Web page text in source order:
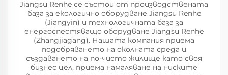
Jiangsu Renhe се състои от производствената
база за екологично оборудване Jiangsu Renhe
(Jiangyin) и технологичната база за
енергоспестяващо оборудване Jiangsu Renhe
(Zhangjiagang). Нашата компания приема
подобряването на околната среда и
създаването на по-чисто жилище като своя
бизнес цел, приема намаляване на ниските